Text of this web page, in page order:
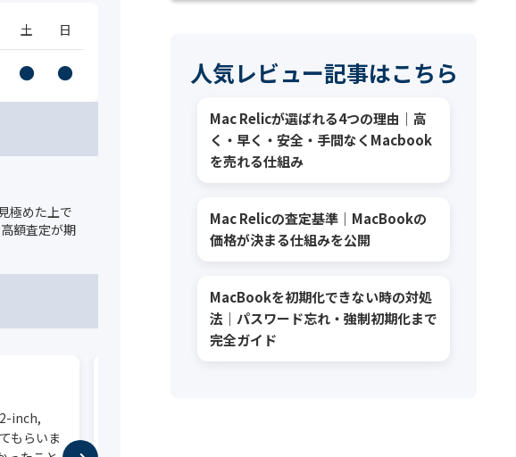
土 日
● ●
極めた上で
額査定が期
inch,
もらいま
人気レビュー記事はこちら
Mac Relicが選ばれる4つの理由｜高
く・早く・安全・手間なくMacbook
を売れる仕組み
Mac Relicの査定基準｜MacBookの
価格が決まる仕組みを公開
MacBookを初期化できない時の対処
法｜パスワード忘れ・強制初期化まで
完全ガイド